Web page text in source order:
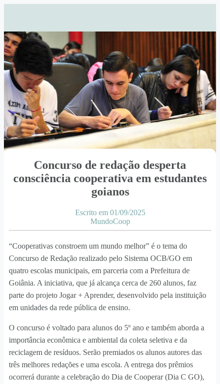
Concurso de redação desperta
consciência cooperativa em estudantes
goianos
Escrito em 01/09/2025
MundoCoop
“Cooperativas constroem um mundo melhor” é o tema do
Concurso de Redação realizado pelo Sistema OCB/GO em
quatro escolas municipais, em parceria com a Prefeitura de
Goiânia. A iniciativa, que já alcança cerca de 260 alunos, faz
parte do projeto Jogar + Aprender, desenvolvido pela instituição
em unidades da rede pública de ensino.
O concurso é voltado para alunos do 5º ano e também aborda a
importância econômica e ambiental da coleta seletiva e da
reciclagem de resíduos. Serão premiados os alunos autores das
três melhores redações e uma escola. A entrega dos prêmios
ocorrerá durante a celebração do Dia de Cooperar (Dia C GO),